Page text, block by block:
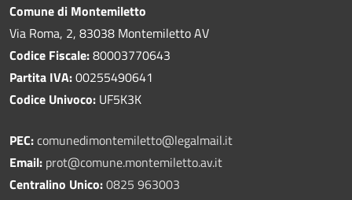
Comune di Montemiletto
Via Roma, 2, 83038 Montemiletto AV
Codice Fiscale:80003770643
Partita IVA:00255490641
Codice Univoco: UF5K3K
PEC:comunedimontemiletto@legalmail.it
Email: prot@comune.montemiletto.av.it
Centralino Unico:0825 963003